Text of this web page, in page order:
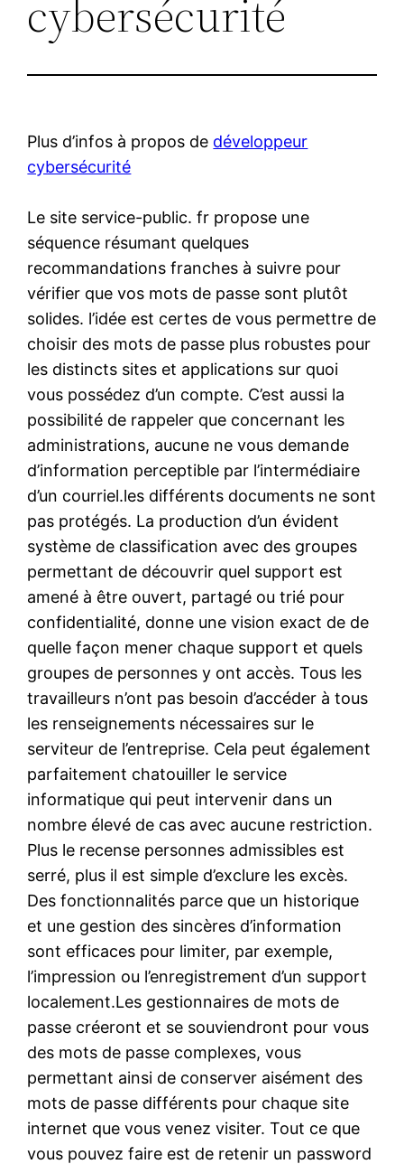
cybersécurité
Plus d’infos à propos de développeur
cybersécurité
Le site service-public. fr propose une
séquence résumant quelques
recommandations franches à suivre pour
vérifier que vos mots de passe sont plutôt
solides. l’idée est certes de vous permettre de
choisir des mots de passe plus robustes pour
les distincts sites et applications sur quoi
vous possédez d’un compte. C’est aussi la
possibilité de rappeler que concernant les
administrations, aucune ne vous demande
d’information perceptible par l’intermédiaire
d’un courriel.les différents documents ne sont
pas protégés. La production d’un évident
système de classification avec des groupes
permettant de découvrir quel support est
amené à être ouvert, partagé ou trié pour
confidentialité, donne une vision exact de de
quelle façon mener chaque support et quels
groupes de personnes y ont accès. Tous les
travailleurs n’ont pas besoin d’accéder à tous
les renseignements nécessaires sur le
serviteur de l’entreprise. Cela peut également
parfaitement chatouiller le service
informatique qui peut intervenir dans un
nombre élevé de cas avec aucune restriction.
Plus le recense personnes admissibles est
serré, plus il est simple d’exclure les excès.
Des fonctionnalités parce que un historique
et une gestion des sincères d’information
sont efficaces pour limiter, par exemple,
l’impression ou l’enregistrement d’un support
localement.Les gestionnaires de mots de
passe créeront et se souviendront pour vous
des mots de passe complexes, vous
permettant ainsi de conserver aisément des
mots de passe différents pour chaque site
internet que vous venez visiter. Tout ce que
vous pouvez faire est de retenir un password